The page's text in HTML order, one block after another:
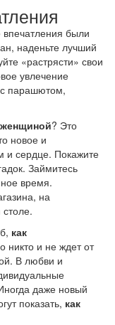
были
наденьте лучший
«растрясти» свои
увлечение
парашютом,
? Это
новое и
и сердце. Покажите
Займитесь
время.
на
как
никто и не ждет от
В любви и
даже новый
показать, как